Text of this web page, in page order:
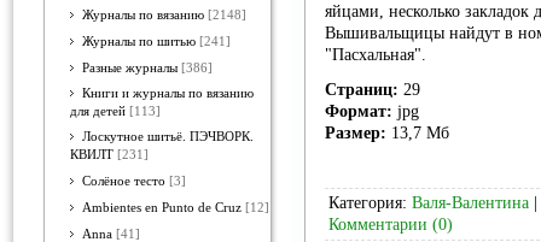
Журналы по вязанию [2148]
Журналы по шитью [241]
Разные журналы [386]
Книги и журналы по вязанию
для детей [113]
Лоскутное шитьё. ПЭЧВОРК.
КВИЛТ [231]
Солёное тесто [3]
Ambientes en Punto de Cruz [12]
Anna [41]
яйцами, несколько закладок
Вышивальщицы найдут в
"Пасхальная".
Страниц: 29
Формат: jpg
Размер: 13,7 Мб
Категория: Валя-Валентина
Комментарии (0)